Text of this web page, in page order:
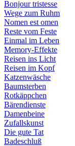
Bonjour tristesse
Wege zum Ruhm
Nomen est omen
Reste vom Feste
Einmal im Leben
Memory-Effekte
Reisen ins Licht
Reisen im Kopf
Katzenwäsche
Baumsterben
Rotkäppchen
Bärendienste
Damenbeine
Zufallskunst
Die gute Tat
Badeschluß